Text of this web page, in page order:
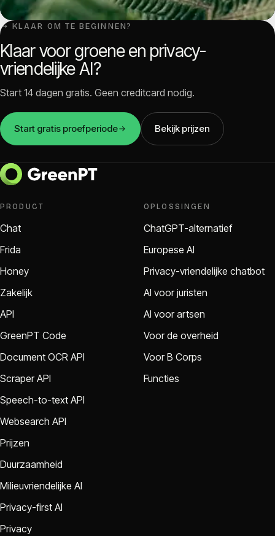
↳ KLAAR OM TE BEGINNEN?
Klaar voor groene en privacy-
vriendelijke AI?
Start 14 dagen gratis. Geen creditcard nodig.
Start gratis proefperiode Bekijk prijzen
PRODUCT
Chat
Frida
Honey
Zakelijk
API
GreenPT Code
Document OCR API
Scraper API
Speech-to-text API
Websearch API
Prijzen
Duurzaamheid
Milieuvriendelijke AI
Privacy-first AI
Privacy
OPLOSSINGEN
ChatGPT-alternatief
Europese AI
Privacy-vriendelijke chatbot
AI voor juristen
AI voor artsen
Voor de overheid
Voor B Corps
Functies